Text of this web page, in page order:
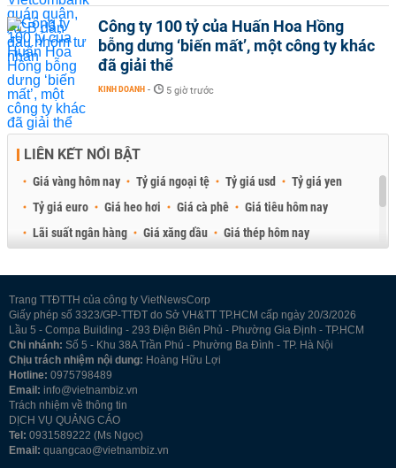
Công ty 100 tỷ của Huấn Hoa Hồng
bỗng dưng ‘biến mất’, một công ty khác
đã giải thể
KINH DOANH - 5 giờ trước
LIÊN KẾT NỔI BẬT
Giá vàng hôm nay Tỷ giá ngoại tệ Tỷ giá usd
Tỷ giá yen
Tỷ giá euro
Giá heo hơi Giá cà phê
Giá tiêu hôm nay
Lãi suất ngân hàng
Giá xăng dầu
Giá thép hôm nay
Trang TTĐTTH của công ty VietNewsCorp
Giấy phép số 3323/GP-TTĐT do Sở VH&TT TP.HCM cấp ngày 20/3/2026
Lầu 5 - Compa Building - 293 Điện Biên Phủ - Phường Gia Định - TP.HCM
Chi nhánh: Số 5 - Khu 38A Trần Phú - Phường Ba Đình - TP. Hà Nội
Chịu trách nhiệm nội dung: Hoàng Hữu Lợi
Hotline: 0975798489
Email: info@vietnambiz.vn
Trách nhiệm về thông tin
DỊCH VỤ QUẢNG CÁO
Tel: 0931589222 (Ms Ngọc)
Email: quangcao@vietnambiz.vn